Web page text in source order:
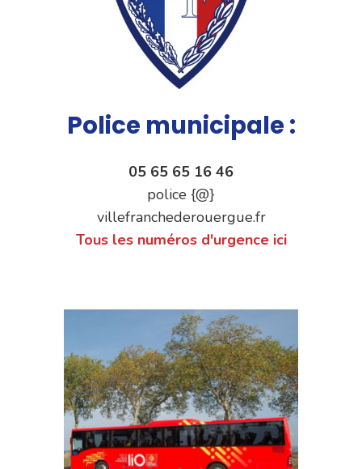
Police municipale :
05 65 65 16 46
police {@}
villefranchederouergue.fr
Tous les numéros d'urgence ici